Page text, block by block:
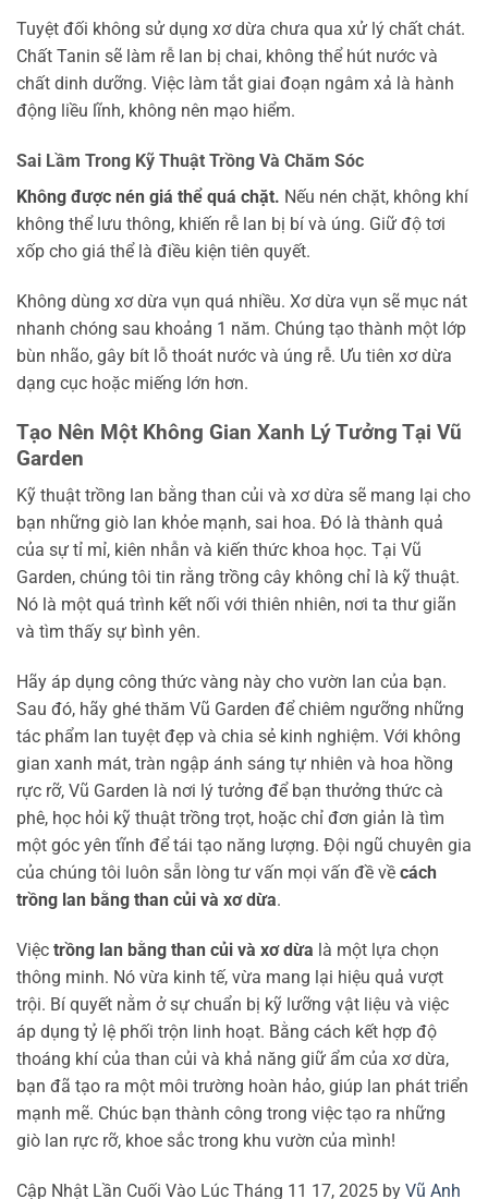
Tuyệt đối không sử dụng xơ dừa chưa qua xử lý chất chát.
Chất Tanin sẽ làm rễ lan bị chai, không thể hút nước và
chất dinh dưỡng. Việc làm tắt giai đoạn ngâm xả là hành
động liều lĩnh, không nên mạo hiểm.
Sai Lầm Trong Kỹ Thuật Trồng Và Chăm Sóc
Không được nén giá thể quá chặt. Nếu nén chặt, không khí
không thể lưu thông, khiến rễ lan bị bí và úng. Giữ độ tơi
xốp cho giá thể là điều kiện tiên quyết.
Không dùng xơ dừa vụn quá nhiều. Xơ dừa vụn sẽ mục nát
nhanh chóng sau khoảng 1 năm. Chúng tạo thành một lớp
bùn nhão, gây bít lỗ thoát nước và úng rễ. Ưu tiên xơ dừa
dạng cục hoặc miếng lớn hơn.
Tạo Nên Một Không Gian Xanh Lý Tưởng Tại Vũ
Garden
Kỹ thuật trồng lan bằng than củi và xơ dừa sẽ mang lại cho
bạn những giò lan khỏe mạnh, sai hoa. Đó là thành quả
của sự tỉ mỉ, kiên nhẫn và kiến thức khoa học. Tại Vũ
Garden, chúng tôi tin rằng trồng cây không chỉ là kỹ thuật.
Nó là một quá trình kết nối với thiên nhiên, nơi ta thư giãn
và tìm thấy sự bình yên.
Hãy áp dụng công thức vàng này cho vườn lan của bạn.
Sau đó, hãy ghé thăm Vũ Garden để chiêm ngưỡng những
tác phẩm lan tuyệt đẹp và chia sẻ kinh nghiệm. Với không
gian xanh mát, tràn ngập ánh sáng tự nhiên và hoa hồng
rực rỡ, Vũ Garden là nơi lý tưởng để bạn thưởng thức cà
phê, học hỏi kỹ thuật trồng trọt, hoặc chỉ đơn giản là tìm
một góc yên tĩnh để tái tạo năng lượng. Đội ngũ chuyên gia
của chúng tôi luôn sẵn lòng tư vấn mọi vấn đề về cách
trồng lan bằng than củi và xơ dừa.
Việc trồng lan bằng than củi và xơ dừa là một lựa chọn
thông minh. Nó vừa kinh tế, vừa mang lại hiệu quả vượt
trội. Bí quyết nằm ở sự chuẩn bị kỹ lưỡng vật liệu và việc
áp dụng tỷ lệ phối trộn linh hoạt. Bằng cách kết hợp độ
thoáng khí của than củi và khả năng giữ ẩm của xơ dừa,
bạn đã tạo ra một môi trường hoàn hảo, giúp lan phát triển
mạnh mẽ. Chúc bạn thành công trong việc tạo ra những
giò lan rực rỡ, khoe sắc trong khu vườn của mình!
Cập Nhật Lần Cuối Vào Lúc Tháng 11 17, 2025 by Vũ Anh